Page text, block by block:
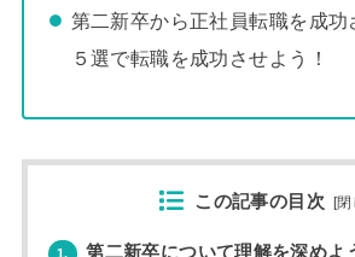
第二新卒から正社員転職を成功
５選で転職を成功させよう！
この記事の目次 [閉
1. 第二新卒について理解を深めよ